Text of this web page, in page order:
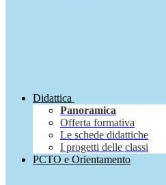
Didattica
Panoramica
Offerta formativa
Le schede didattiche
I progetti delle classi
PCTO e Orientamento